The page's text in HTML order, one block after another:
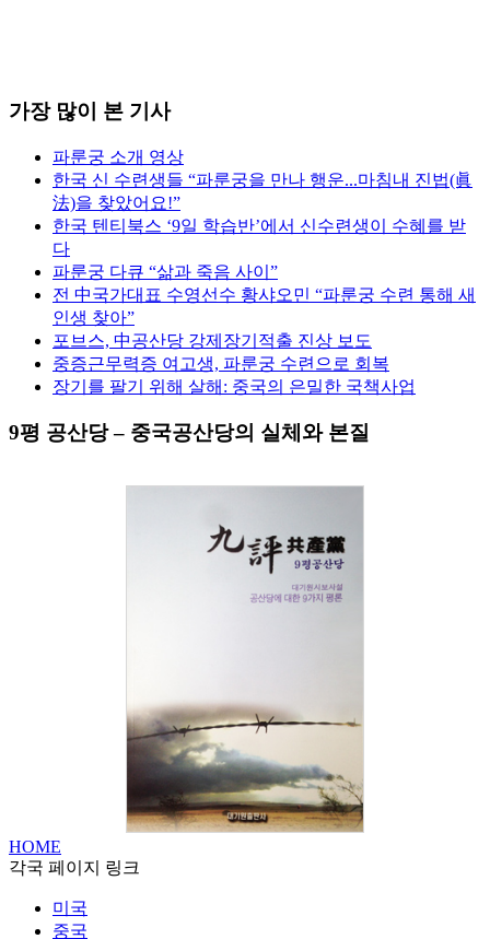
가장 많이 본 기사
파룬궁 소개 영상
한국 신 수련생들 “파룬궁을 만나 행운...마침내 진법(眞
法)을 찾았어요!”
한국 텐티북스 ‘9일 학습반’에서 신수련생이 수혜를 받
다
파룬궁 다큐 “삶과 죽음 사이”
전 中국가대표 수영선수 황샤오민 “파룬궁 수련 통해 새
인생 찾아”
포브스, 中공산당 강제장기적출 진상 보도
중증근무력증 여고생, 파룬궁 수련으로 회복
장기를 팔기 위해 살해: 중국의 은밀한 국책사업
9평 공산당 – 중국공산당의 실체와 본질
HOME
각국 페이지 링크
미국
중국